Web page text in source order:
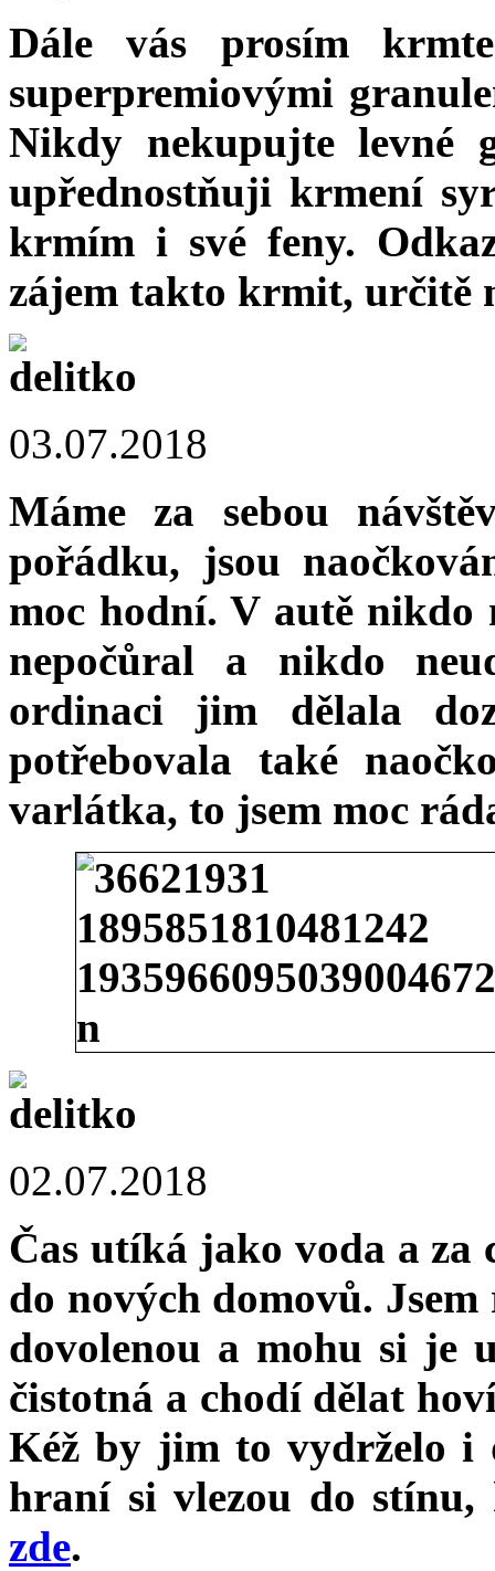
Dále vás prosím
superpremiovými
Nikdy nekupujte levné
upřednostňuji krmení
krmím i své feny.
zájem takto krmit, určitě
03.07.2018
Máme za sebou
pořádku, jsou
moc hodní. V autě nikdo
nepočůral a nikdo
ordinaci jim dělala
potřebovala také
varlátka, to jsem moc
02.07.2018
Čas utíká jako voda a za
do nových domovů.
dovolenou a mohu si je
čistotná a chodí dělat
Kéž by jim to vydrželo i
hraní si vlezou do
zde.